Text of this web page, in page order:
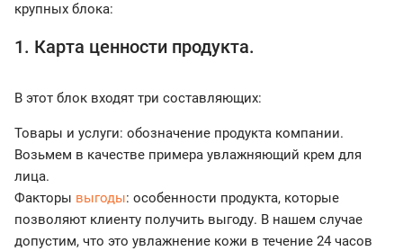
крупных блока:
1. Карта ценности продукта.
В этот блок входят три составляющих:
Товары и услуги: обозначение продукта компании.
Возьмем в качестве примера увлажняющий крем для
лица.
Факторы выгоды: особенности продукта, которые
позволяют клиенту получить выгоду. В нашем случае
допустим, что это увлажнение кожи в течение 24 часов